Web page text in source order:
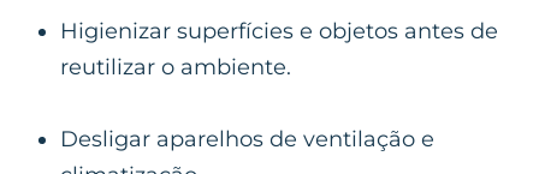
Higienizar superfícies e objetos antes de
reutilizar o ambiente.
Desligar aparelhos de ventilação e